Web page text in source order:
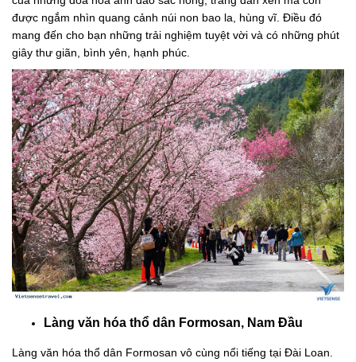
được ngắm nhìn quang cảnh núi non bao la, hùng vĩ. Điều đó
mang đến cho bạn những trải nghiệm tuyệt vời và có những phút
giây thư giãn, bình yên, hạnh phúc.
Làng văn hóa thổ dân Formosan, Nam Đầu
Làng văn hóa thổ dân Formosan vô cùng nổi tiếng tại Đài Loan.